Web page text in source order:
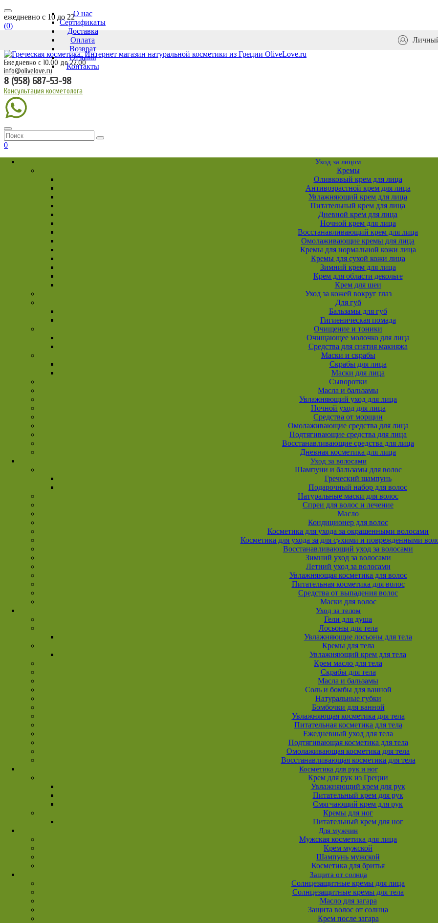
ежедневно c 10 до 22
(0)
О нас
Сертификаты
Доставка
Оплата
Возврат
Отзывы
Контакты
Ежедневно с 10.00 до 22.00
info@olivelove.ru
8 (958) 687-53-98
Консультация косметолога
0
Уход за лицом
Кремы
Оливковый крем для лица
Антивозрастной крем для лица
Увлажняющий крем для лица
Питательный крем для лица
Дневной крем для лица
Ночной крем для лица
Восстанавливающий крем для лица
Омолаживающие кремы для лица
Кремы для нормальной кожи лица
Кремы для сухой кожи лица
Зимний крем для лица
Крем для области декольте
Крем для шеи
Уход за кожей вокруг глаз
Для губ
Бальзамы для губ
Гигиеническая помада
Очищение и тоники
Очищающее молочко для лица
Средства для снятия макияжа
Маски и скрабы
Скрабы для лица
Маски для лица
Сыворотки
Масла и бальзамы
Увлажняющий уход для лица
Ночной уход для лица
Средства от морщин
Омолаживающие средства для лица
Подтягивающие средства для лица
Восстанавливающие средства для лица
Дневная косметика для лица
Уход за волосами
Шампуни и бальзамы для волос
Греческий шампунь
Подарочный набор для волос
Натуральные маски для волос
Спреи для волос и лечение
Масло
Кондиционер для волос
Косметика для ухода за окрашенными волосами
Косметика для ухода за для сухими и поврежденными
Восстанавливающий уход за волосами
Зимний уход за волосами
Летний уход за волосами
Увлажняющая косметика для волос
Питательная косметика для волос
Средства от выпадения волос
Маски для волос
Уход за телом
Гели для душа
Лосьоны для тела
Увлажняющие лосьоны для тела
Кремы для тела
Увлажняющий крем для тела
Крем масло для тела
Скрабы для тела
Масла и бальзамы
Соль и бомбы для ванной
Натуральные губки
Бомбочки для ванной
Увлажняющая косметика для тела
Питательная косметика для тела
Ежедневный уход для тела
Подтягивающая косметика для тела
Омолаживающая косметика для тела
Восстанавливающая косметика для тела
Косметика для рук и ног
Крем для рук из Греции
Увлажняющий крем для рук
Питательный крем для рук
Смягчающий крем для рук
Кремы для ног
Питательный крем для ног
Для мужчин
Мужская косметика для лица
Крем мужской
Шампунь мужской
Косметика для бритья
Защита от солнца
Солнцезащитные кремы для лица
Солнцезащитные кремы для тела
Масло для загара
Защита волос от солнца
Крем после загара